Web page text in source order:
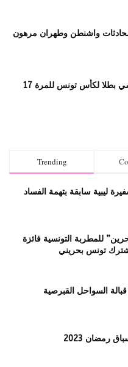
واشنطن وطهران مرهون
الترجي الرياضي التونسي بطلا لكأس تونس للمرة 17
Trending
ليبية سابقة بتهمة الفساد
للمطربة التونسية فائزة
تونس بحريني
رمضان 2023